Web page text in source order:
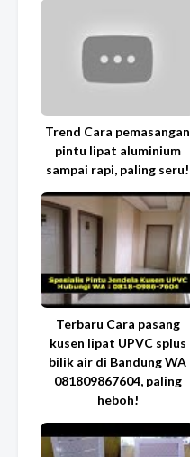
Trend Cara pemasangan
pintu lipat aluminium
sampai rapi, paling seru!
Terbaru Cara pasang
kusen lipat UPVC splus
bilik air di Bandung WA
081809867604, paling
heboh!